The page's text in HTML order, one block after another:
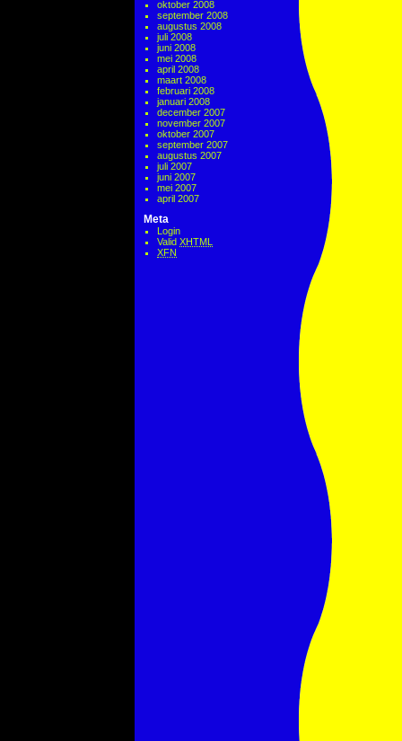
oktober 2008
september 2008
augustus 2008
juli 2008
juni 2008
mei 2008
april 2008
maart 2008
februari 2008
januari 2008
december 2007
november 2007
oktober 2007
september 2007
augustus 2007
juli 2007
juni 2007
mei 2007
april 2007
Meta
Login
Valid XHTML
XFN